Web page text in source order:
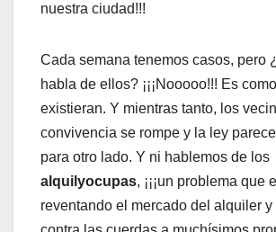
nuestra ciudad!!!
Cada semana tenemos casos, pero
habla de ellos? ¡¡¡Nooooo!!! Es
existieran. Y mientras tanto, los
convivencia se rompe y la ley
para otro lado. Y ni hablemos de los
alquilyocupas, ¡¡¡un problema que
reventando el mercado del alquiler